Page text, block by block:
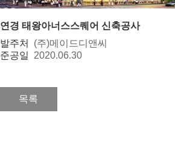
연경 태왕아너스스퀘어 신축공사
발주처 (주)메이드디앤씨
준공일 2020.06.30
목록